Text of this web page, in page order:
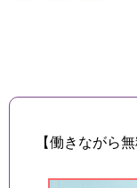
【働きながら